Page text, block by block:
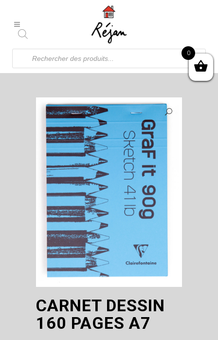
Recherche
produits
CARNET DESSIN
160 PAGES A7
0